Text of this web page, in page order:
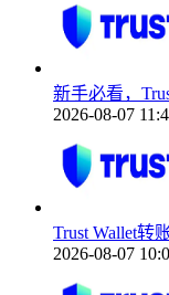
新手必看，
2026-08-07
Trust Wallet转
2026-08-07